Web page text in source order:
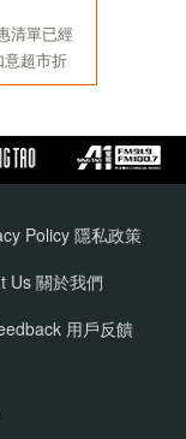
Policy 隱私政策
Us 關於我們
用戶反饋